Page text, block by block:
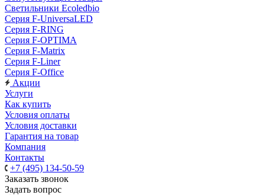
Светильники Ecoledbio
Серия F-UniversaLED
Серия F-RING
Серия F-OPTIMA
Серия F-Matrix
Серия F-Liner
Серия F-Office
Акции
Услуги
Как купить
Условия оплаты
Условия доставки
Гарантия на товар
Компания
Контакты
+7 (495) 134-50-59
Заказать звонок
Задать вопрос